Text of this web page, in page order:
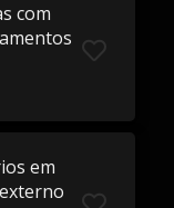
com
em